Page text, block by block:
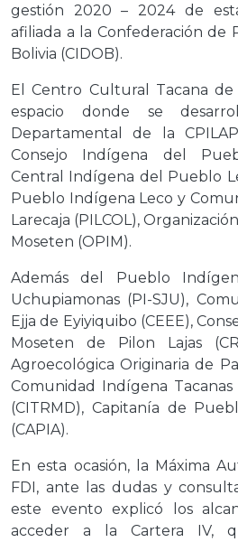
gestión 2020 – 2024 de
afiliada a la Confederación de
Bolivia (CIDOB).
El Centro Cultural Tacana
espacio donde se
Departamental de la
Consejo Indígena del
Central Indígena del Pueblo
Pueblo Indígena Leco y
Larecaja (PILCOL),
Moseten (OPIM).
Además del Pueblo
Uchupiamonas (PI-SJU),
Ejja de Eyiyiquibo (CEEE),
Moseten de Pilon Lajas
Agroecológica Originaria de
Comunidad Indígena
(CITRMD), Capitanía de
(CAPIA).
En esta ocasión, la Máxima
FDI, ante las dudas y
este evento explicó los
acceder a la Cartera IV,